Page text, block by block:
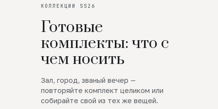
КОЛЛЕКЦИИ SS26
Готовые
комплекты: что с
чем носить
Зал, город, званый вечер —
повторяйте комплект целиком или
собирайте свой из тех же вещей.